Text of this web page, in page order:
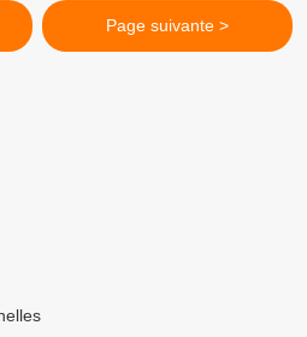
Page suivante >